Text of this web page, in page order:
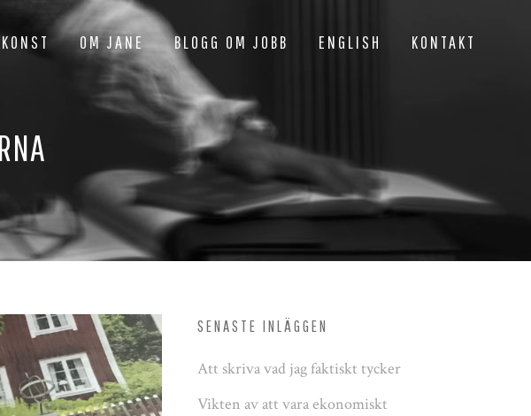
KONST OM JANE BLOGG OM JOBB ENGLISH KONTAKT
SENASTE INLÄGGEN
Att skriva vad jag faktiskt tycker
Vikten av att vara ekonomiskt